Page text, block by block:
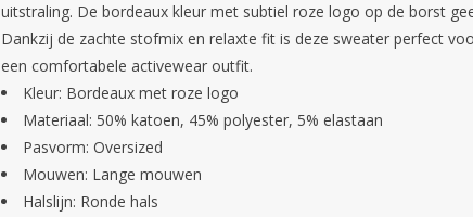
uitstraling. De bordeaux kleur met subtiel roze logo op de borst
Dankzij de zachte stofmix en relaxte fit is deze sweater perfect
een comfortabele activewear outfit.
Kleur: Bordeaux met roze logo
Materiaal: 50% katoen, 45% polyester, 5% elastaan
Pasvorm: Oversized
Mouwen: Lange mouwen
Halslijn: Ronde hals